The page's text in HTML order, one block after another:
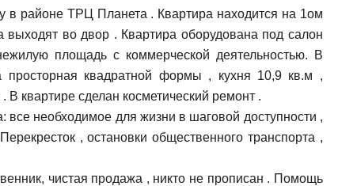
в районе ТРЦ Планета . Квартира находится на 1ом
выходят во двор . Квартира оборудована под салон
площадь с коммерческой деятельностью. В
просторная квадратной формы , кухня 10,9 кв.м ,
квартире сделан косметический ремонт .
все необходимое для жизни в шаговой доступности ,
, остановки общественного транспорта ,
чистая продажа , никто не прописан . Помощь